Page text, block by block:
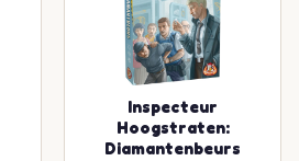
Inspecteur
Hoogstraten:
Diamantenbeurs